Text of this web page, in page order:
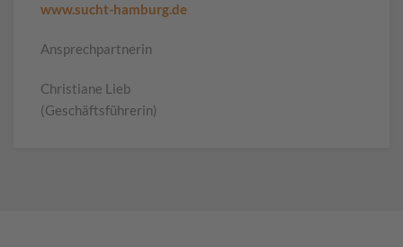
www.sucht-hamburg.de
Ansprechpartnerin
Christiane Lieb
(Geschäftsführerin)